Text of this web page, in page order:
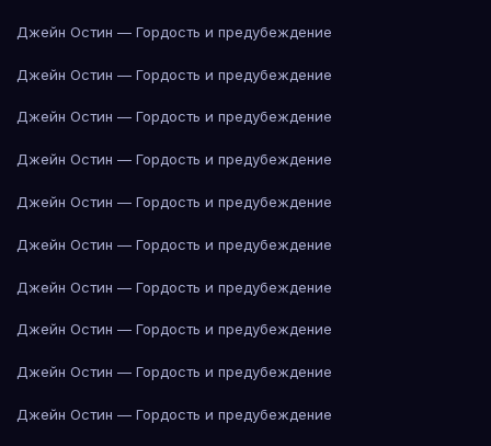
Джейн Остин — Гордость и предубеждение
Джейн Остин — Гордость и предубеждение
Джейн Остин — Гордость и предубеждение
Джейн Остин — Гордость и предубеждение
Джейн Остин — Гордость и предубеждение
Джейн Остин — Гордость и предубеждение
Джейн Остин — Гордость и предубеждение
Джейн Остин — Гордость и предубеждение
Джейн Остин — Гордость и предубеждение
Джейн Остин — Гордость и предубеждение